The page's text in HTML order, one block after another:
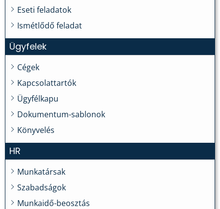
Eseti feladatok
Ismétlődő feladat
Ügyfelek
Cégek
Kapcsolattartók
Ügyfélkapu
Dokumentum-sablonok
Könyvelés
HR
Munkatársak
Szabadságok
Munkaidő-beosztás